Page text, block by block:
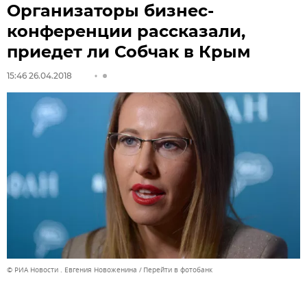
Организаторы бизнес-
конференции рассказали,
приедет ли Собчак в Крым
15:46 26.04.2018
© РИА Новости . Евгения Новоженина Перейти в фотобанк